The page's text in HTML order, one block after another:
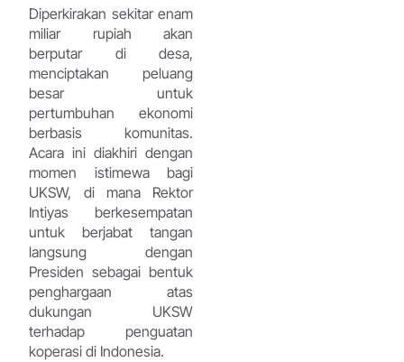
Diperkirakan sekitar enam
miliar rupiah akan
berputar di desa,
menciptakan peluang
besar untuk
pertumbuhan ekonomi
berbasis komunitas.
Acara ini diakhiri dengan
momen istimewa bagi
UKSW, di mana Rektor
Intiyas berkesempatan
untuk berjabat tangan
langsung dengan
Presiden sebagai bentuk
penghargaan atas
dukungan UKSW
terhadap penguatan
koperasi di Indonesia.